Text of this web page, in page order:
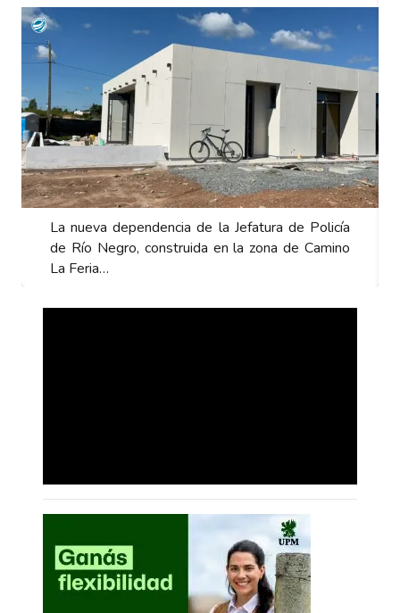
La nueva dependencia de la Jefatura de Policía
de Río Negro, construida en la zona de Camino
La Feria…